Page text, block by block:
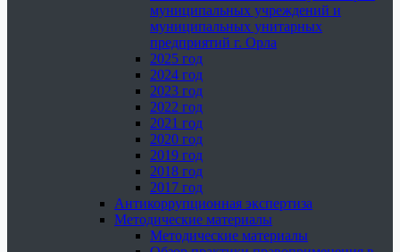
муниципальных учреждений и
муниципальных унитарных
предприятий г. Орла
2025 год
2024 год
2023 год
2022 год
2021 год
2020 год
2019 год
2018 год
2017 год
Антикоррупционная экспертиза
Методические материалы
Методические материалы